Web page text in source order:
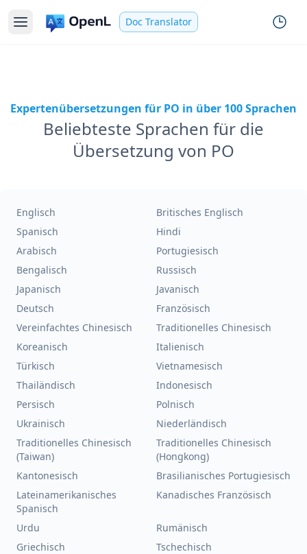
Doc Translator
Expertenübersetzungen für PO in über 100 Sprachen
Beliebteste Sprachen für die
Übersetzung von PO
Englisch
Britisches Englisch
Spanisch
Hindi
Arabisch
Portugiesisch
Bengalisch
Russisch
Japanisch
Javanisch
Deutsch
Französisch
Vereinfachtes Chinesisch
Traditionelles Chinesisch
Koreanisch
Italienisch
Türkisch
Vietnamesisch
Thailändisch
Indonesisch
Persisch
Polnisch
Ukrainisch
Niederländisch
Traditionelles Chinesisch
(Taiwan)
Traditionelles Chinesisch
(Hongkong)
Kantonesisch
Brasilianisches Portugiesisch
Lateinamerikanisches
Spanisch
Kanadisches Französisch
Urdu
Rumänisch
Griechisch
Tschechisch